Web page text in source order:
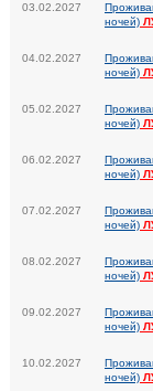
03.02.2027
ночей)
04.02.2027
ночей)
05.02.2027
ночей)
06.02.2027
ночей)
07.02.2027
ночей)
08.02.2027
ночей)
09.02.2027
ночей)
10.02.2027
ночей)